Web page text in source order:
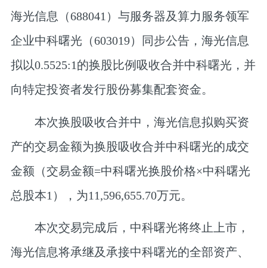
海光信息（688041）与服务器及算力服务领军
企业中科曙光（603019）同步公告，海光信息
拟以0.5525:1的换股比例吸收合并中科曙光，并
向特定投资者发行股份募集配套资金。
本次换股吸收合并中，海光信息拟购买资
产的交易金额为换股吸收合并中科曙光的成交
金额（交易金额=中科曙光换股价格×中科曙光
总股本1），为11,596,655.70万元。
本次交易完成后，中科曙光将终止上市，
海光信息将承继及承接中科曙光的全部资产、